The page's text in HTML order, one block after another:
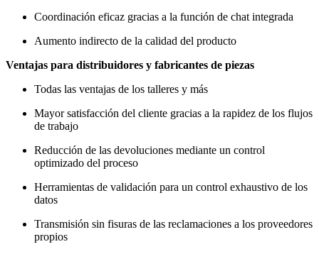
Coordinación eficaz gracias a la función de chat integrada
Aumento indirecto de la calidad del producto
Ventajas para distribuidores y fabricantes de piezas
Todas las ventajas de los talleres y más
Mayor satisfacción del cliente gracias a la rapidez de los flujos
de trabajo
Reducción de las devoluciones mediante un control
optimizado del proceso
Herramientas de validación para un control exhaustivo de los
datos
Transmisión sin fisuras de las reclamaciones a los proveedores
propios